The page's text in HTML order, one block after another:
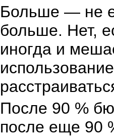
Больше — не
больше. Нет,
иногда и
После 90 %
после еще 90